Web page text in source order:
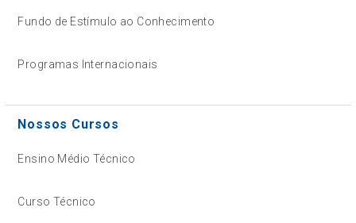
Fundo de Estímulo ao Conhecimento
Programas Internacionais
Nossos Cursos
Ensino Médio Técnico
Curso Técnico